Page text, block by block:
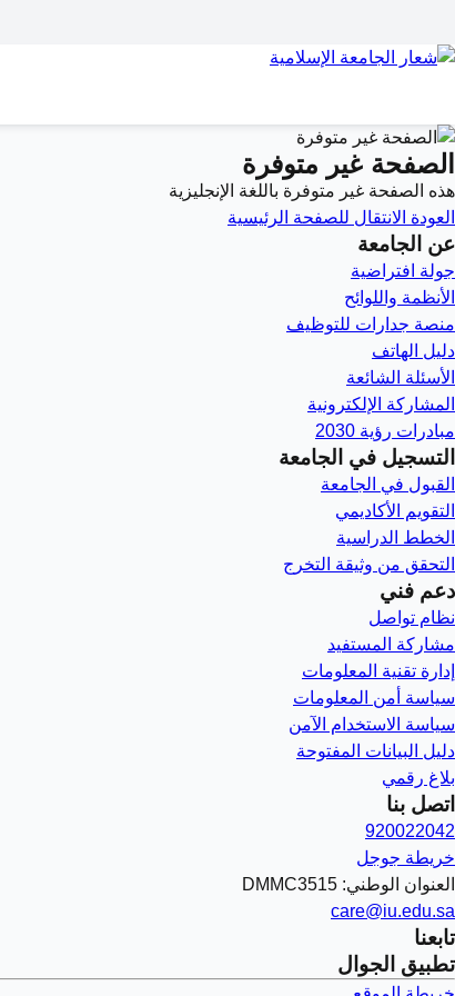
الصفحة غير متوفرة
هذه الصفحة غير متوفرة باللغة الإنجليزية
العودة الانتقال للصفحة الرئيسية
عن الجامعة
جولة افتراضية
الأنظمة واللوائح
منصة جدارات للتوظيف
دليل الهاتف
الأسئلة الشائعة
المشاركة الإلكترونية
مبادرات رؤية 2030
التسجيل في الجامعة
القبول في الجامعة
التقويم الأكاديمي
الخطط الدراسية
التحقق من وثيقة التخرج
دعم فني
نظام تواصل
مشاركة المستفيد
إدارة تقنية المعلومات
سياسة أمن المعلومات
سياسة الاستخدام الآمن
دليل البيانات المفتوحة
بلاغ رقمي
اتصل بنا
920022042
خريطة جوجل
العنوان الوطني: DMMC3515
care@iu.edu.sa
تابعنا
تطبيق الجوال